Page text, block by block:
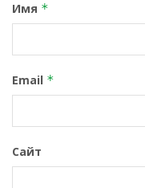
Имя *
Email *
Сайт